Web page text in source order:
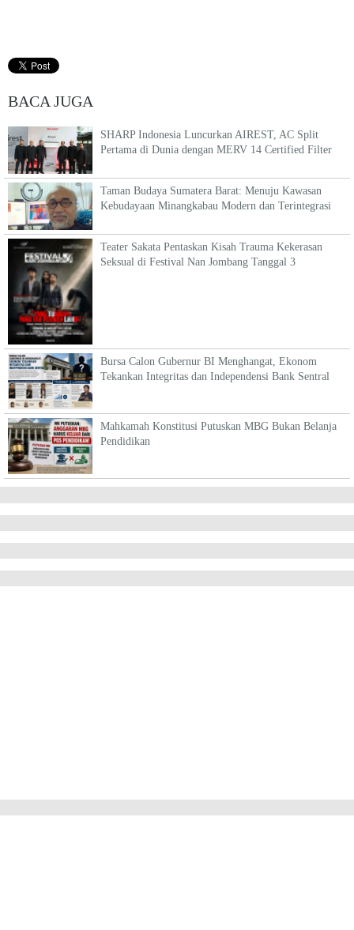
BACA JUGA
SHARP Indonesia Luncurkan AIREST, AC Split
Pertama di Dunia dengan MERV 14 Certified Filter
Taman Budaya Sumatera Barat: Menuju Kawasan
Kebudayaan Minangkabau Modern dan Terintegrasi
Teater Sakata Pentaskan Kisah Trauma Kekerasan
Seksual di Festival Nan Jombang Tanggal 3
Bursa Calon Gubernur BI Menghangat, Ekonom
Tekankan Integritas dan Independensi Bank Sentral
Mahkamah Konstitusi Putuskan MBG Bukan Belanja
Pendidikan